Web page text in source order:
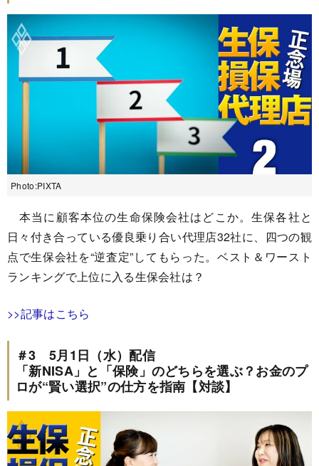
Photo:PIXTA
本当に顧客本位の生命保険会社はどこか。生保各社と
日々付き合っている優良乗り合い代理店32社に、四つの観
点で生保会社を“逆査定”してもらった。ベスト＆ワースト
ランキングで上位に入る生保会社は？
>>記事はこちら
＃3 5月1日（水）配信
「新NISA」と「保険」のどちらを選ぶ？お金のプ
ロが“賢い選択”の仕方を指南【対談】